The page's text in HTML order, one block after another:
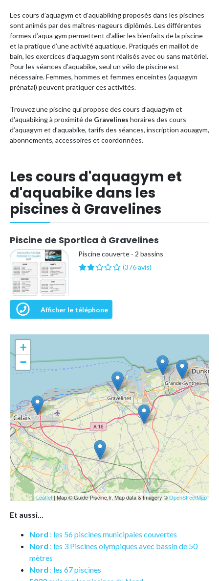
Les cours d’aquagym et d’aquabiking proposés dans les piscines
sont animés par des maîtres-nageurs diplômés. Les différentes
formes d’aqua gym permettent d’allier les bienfaits de la piscine
et la pratique d’une activité aquatique. Pratiqués en maillot de
bain, les exercices d’aquagym sont réalisés avec ou sans matériel.
Pour les séances d’aquabike, seul un vélo de piscine est
nécessaire. Femmes, hommes et femmes enceintes (aquagym
prénatal) peuvent pratiquer ces activités.
Trouvez une piscine qui propose des cours d’aquagym et
d'aquabiking à proximité de Gravelines horaires des cours
d’aquagym et d’aquabike, tarifs des séances, inscription aquagym,
abonnements, accessoires et coordonnées.
Les cours d'aquagym et
d'aquabike dans les
piscines à Gravelines
Piscine de Sportica à Gravelines
Piscine couverte - 2 bassins
(376 avis)
Afficher le téléphone
+
−
Leaflet | Map © Guide-Piscine.fr, Map data & Imagery ©OpenStreetMap
Et aussi...
Nord : les 56 piscines municipales couvertes
Nord : les 3 Piscines olympiques avec bassin de 50
mètres
Nord : les 67 piscines